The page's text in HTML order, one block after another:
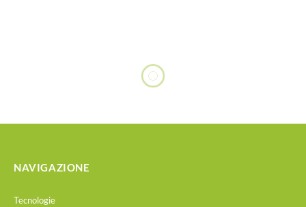
NAVIGAZIONE
Tecnologie